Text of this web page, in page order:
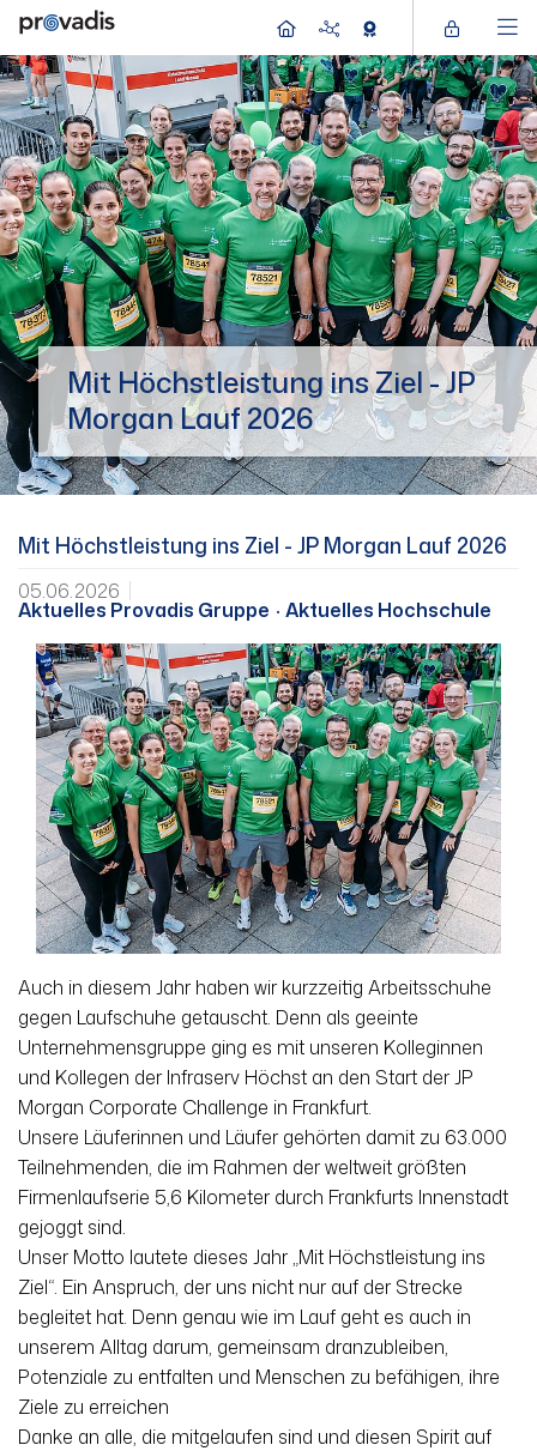
Mit Höchstleistung ins Ziel - JP
Morgan Lauf 2026
Mit Höchstleistung ins Ziel - JP Morgan Lauf 2026
05.06.2026
Aktuelles Provadis Gruppe Aktuelles Hochschule
Auch in diesem Jahr haben wir kurzzeitig Arbeitsschuhe
gegen Laufschuhe getauscht. Denn als geeinte
Unternehmensgruppe ging es mit unseren Kolleginnen
und Kollegen der Infraserv Höchst an den Start der JP
Morgan Corporate Challenge in Frankfurt.
Unsere Läuferinnen und Läufer gehörten damit zu 63.000
Teilnehmenden, die im Rahmen der weltweit größten
Firmenlaufserie 5,6 Kilometer durch Frankfurts Innenstadt
gejoggt sind.
Unser Motto lautete dieses Jahr „Mit Höchstleistung ins
Ziel“. Ein Anspruch, der uns nicht nur auf der Strecke
begleitet hat. Denn genau wie im Lauf geht es auch in
unserem Alltag darum, gemeinsam dranzubleiben,
Potenziale zu entfalten und Menschen zu befähigen, ihre
Ziele zu erreichen
Danke an alle, die mitgelaufen sind und diesen Spirit auf